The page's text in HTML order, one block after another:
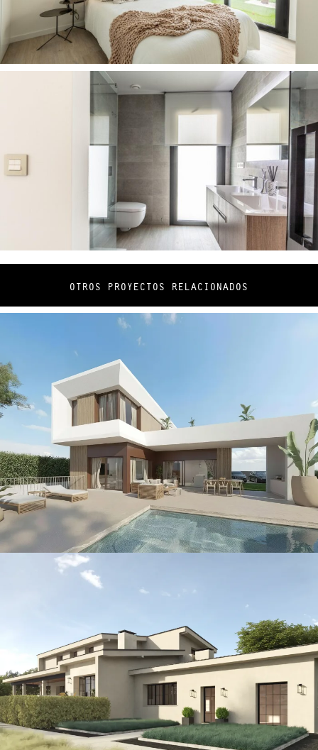
OTROS PROYECTOS RELACIONADOS
Nick · Island
CONSTRUCCIÓN / THE ISLAND / VILLAS
North Villa
CONSTRUCCIÓN / THE ISLAND / VILLAS